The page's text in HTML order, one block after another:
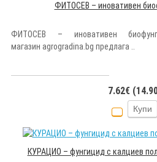
ФИТОСЕВ – иновативен
ФИТОСЕВ – иновативен
магазин agrogradina.bg предлага ..
7.62€
Купи
КУРАЦИО – фунгицид с калциев